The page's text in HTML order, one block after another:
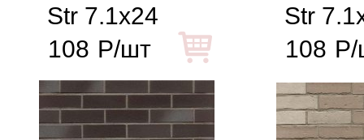
Str 7.1x24
108 Р/шт
Str
108 Р/